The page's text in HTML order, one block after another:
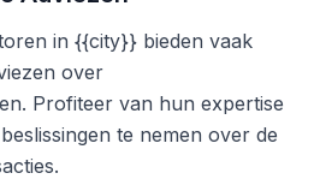
in {{city}} bieden vaak
over
Profiteer van hun expertise
te nemen over de